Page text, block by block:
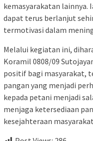
kemasyarakatan lainnya.
dapat terus berlanjut
termotivasi dalam
Melalui kegiatan ini,
Koramil 0808/09
positif bagi masyarakat,
pangan yang menjadi
kepada petani menjadi
menjaga ketersediaan
kesejahteraan